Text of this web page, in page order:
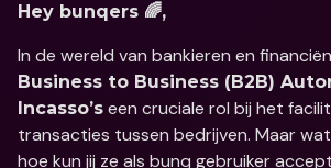
Hey bunqers 🌈,
In de wereld van bankieren en
Business to Business (B2B)
Incasso’s een cruciale rol bij het
transacties tussen bedrijven. Maar
hoe kun jij ze als bunq gebruiker